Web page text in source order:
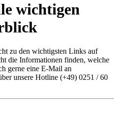
wichtigen
zu den wichtigsten Links auf
die Informationen finden, welche
gerne eine E-Mail an
unsere Hotline (+49) 0251 / 60